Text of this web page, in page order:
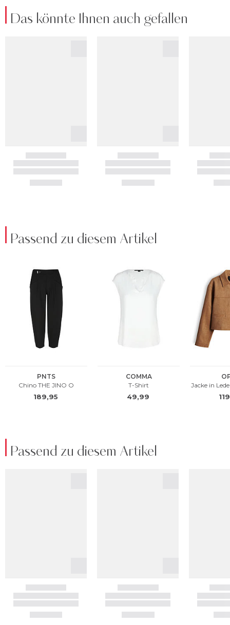
Das könnte Ihnen auch gefallen
Passend zu diesem Artikel
Passend zu diesem Artikel